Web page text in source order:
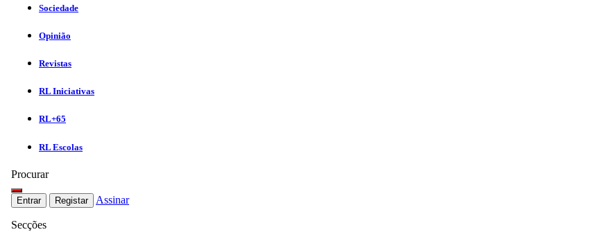
Sociedade
Opinião
Revistas
RL Iniciativas
RL+65
RL Escolas
Procurar
Entrar Registar Assinar
Secções